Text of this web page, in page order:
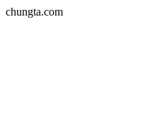
chungta.com